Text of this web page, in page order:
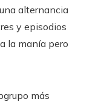
alternancia
y episodios
la manía pero
más